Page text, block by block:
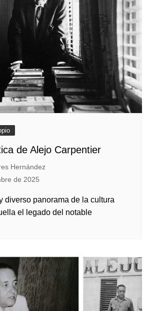
de Alejo Carpentier
Hernández
de 2025
diverso panorama de la cultura
el legado del notable